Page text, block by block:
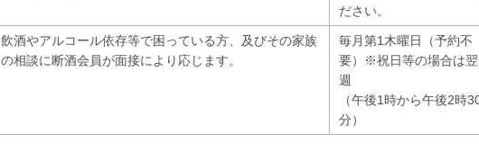
ださい。
飲酒やアルコール依存等で困っている方、及びその家族
の相談に断酒会員が面接により応じます。
毎月第1木曜日（予約不
要）※祝日等の場合は翌
週
（午後1時から午後2時
分）